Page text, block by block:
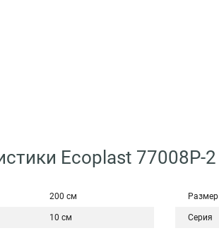
Ecoplast 77008P-2
200 см
10 см
Размер
Серия